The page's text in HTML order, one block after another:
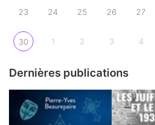
23 24 25 26 27
30 1 2 3 4
Dernières publications